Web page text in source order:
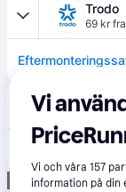
Trodo
69 kr
Annons
Vi
Vi och våra157
information på din